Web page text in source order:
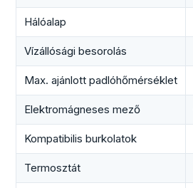
Hálóalap
Vízállósági besorolás
Max. ajánlott padlóhőmérséklet
Elektromágneses mező
Kompatibilis burkolatok
Termosztát